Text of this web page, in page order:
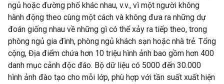
ngủ hoặc đường phố khác nhau, v.v., vì một người không
hành động theo cùng một cách và không đưa ra những dự
đoán giống nhau về những gì có thể xảy ra tiếp theo, trong
phòng ngủ gia đình, phòng ngủ khách sạn hoặc nhà trẻ. Tổng
cộng, Địa điểm chứa hơn 10 triệu hình ảnh bao gồm hơn 400
danh mục cảnh độc đáo. Bộ dữ liệu có 5000 đến 30.000
hình ảnh đào tạo cho mỗi lớp, phù hợp với tần suất xuất hiện